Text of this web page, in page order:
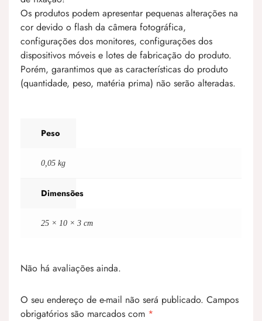
Os produtos podem apresentar pequenas alterações na
cor devido o flash da câmera fotográfica,
configurações dos monitores, configurações dos
dispositivos móveis e lotes de fabricação do produto.
Porém, garantimos que as características do produto
(quantidade, peso, matéria prima) não serão alteradas.
Peso
0,05 kg
Dimensões
25 × 10 × 3 cm
Não há avaliações ainda.
O seu endereço de e-mail não será publicado. Campos
obrigatórios são marcados com *